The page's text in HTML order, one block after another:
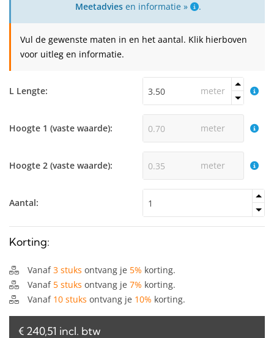
Meetadviesen informatie » .
Vul de gewenste maten in en het aantal. Klik hierboven
voor uitleg en informatie.
L Lengte: meter
Hoogte 1 (vaste waarde): meter
Hoogte 2 (vaste waarde): meter
Aantal:
Korting:
Vanaf3 stuks ontvang je 5% korting.
Vanaf 5 stuks ontvang je 7% korting.
Vanaf 10 stuks ontvang je 10% korting.
€ 240,51 incl. btw